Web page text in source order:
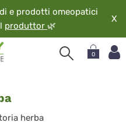
e prodotti omeopatici
produttor 🌿
X
0
herba